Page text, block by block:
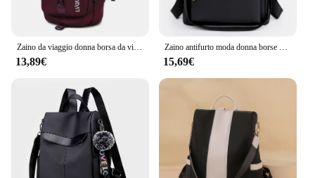
Zaino da viaggio donna borsa da viaggio Casual antifurto impermeabile di grande capacità con tracolla per bagagli e porta di ricarica USB zaini
13,89€
Zaino antifurto moda donna borse da scuola impermeabili Casual per ragazza adolescente borsa a tracolla multifunzione zaino da viaggio
15,69€